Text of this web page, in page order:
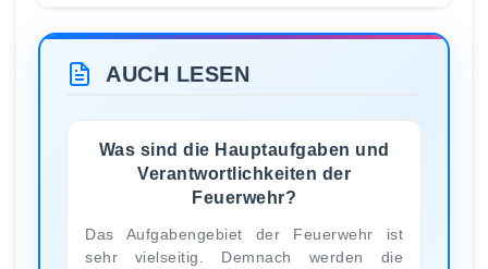
AUCH LESEN
Was sind die Hauptaufgaben und
Verantwortlichkeiten der
Feuerwehr?
Das Aufgabengebiet der Feuerwehr ist
sehr vielseitig. Demnach werden die